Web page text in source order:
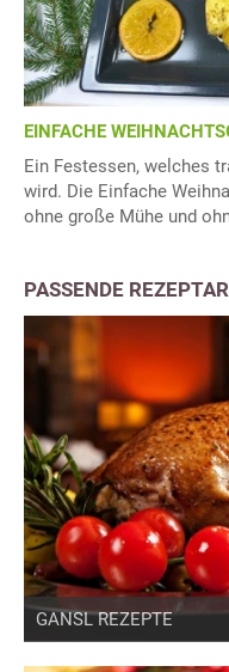
EINFACHE
Ein Festessen, welches
wird. Die Einfache
ohne große Mühe und
PASSENDE
GANSL REZEPTE